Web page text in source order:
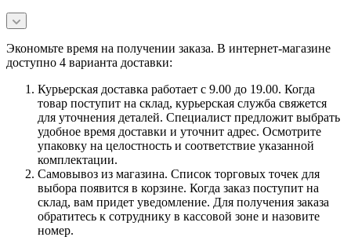
Экономьте время на получении заказа. В интернет-магазине
доступно 4 варианта доставки:
Курьерская доставка работает с 9.00 до 19.00. Когда
товар поступит на склад, курьерская служба свяжется
для уточнения деталей. Специалист предложит выбрать
удобное время доставки и уточнит адрес. Осмотрите
упаковку на целостность и соответствие указанной
комплектации.
Самовывоз из магазина. Список торговых точек для
выбора появится в корзине. Когда заказ поступит на
склад, вам придет уведомление. Для получения заказа
обратитесь к сотруднику в кассовой зоне и назовите
номер.